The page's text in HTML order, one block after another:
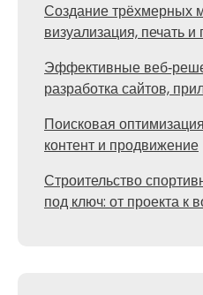
Создание трёхмерных
визуализация, печать и
Эффективные
разработка сайтов,
Поисковая
контент и продвижение
Строительство
под ключ: от проекта к